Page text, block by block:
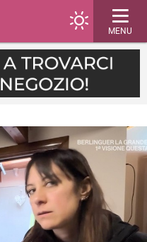
MENU